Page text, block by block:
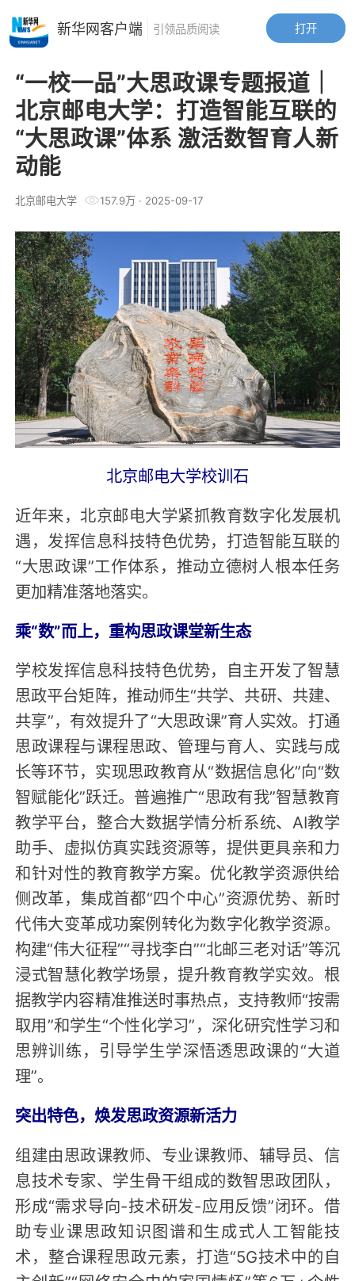
“一校一品”大思政课专题报道｜
北京邮电大学：打造智能互联的
“大思政课”体系 激活数智育人新
动能
北京邮电大学 157.9万· 2025-09-17
北京邮电大学校训石
近年来，北京邮电大学紧抓教育数字化发展机
遇，发挥信息科技特色优势，打造智能互联的
“大思政课”工作体系，推动立德树人根本任务
更加精准落地落实。
乘“数”而上，重构思政课堂新生态
学校发挥信息科技特色优势，自主开发了智慧
思政平台矩阵，推动师生“共学、共研、共建、
共享”，有效提升了“大思政课”育人实效。打通
思政课程与课程思政、管理与育人、实践与成
长等环节，实现思政教育从“数据信息化”向“数
智赋能化”跃迁。普遍推广“思政有我”智慧教育
教学平台，整合大数据学情分析系统、AI教学
助手、虚拟仿真实践资源等，提供更具亲和力
和针对性的教育教学方案。优化教学资源供给
侧改革，集成首都“四个中心”资源优势、新时
代伟大变革成功案例转化为数字化教学资源。
构建“伟大征程”“寻找李白”“北邮三老对话”等沉
浸式智慧化教学场景，提升教育教学实效。根
据教学内容精准推送时事热点，支持教师“按需
取用”和学生“个性化学习”，深化研究性学习和
思辨训练，引导学生学深悟透思政课的“大道
理”。
突出特色，焕发思政资源新活力
组建由思政课教师、专业课教师、辅导员、信
息技术专家、学生骨干组成的数智思政团队，
形成“需求导向-技术研发-应用反馈”闭环。借
助专业课思政知识图谱和生成式人工智能技
术，整合课程思政元素，打造“5G技术中的自
打开
新华网客户端 引领品质阅读